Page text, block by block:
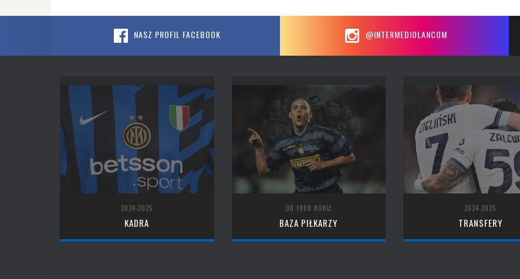
NASZ PROFIL FACEBOOK @INTERMEDIOLANCOM
2024-2025
KADRA
OD 1908 ROKU
BAZA PIŁKARZY
2024-2025
TRANSFERY